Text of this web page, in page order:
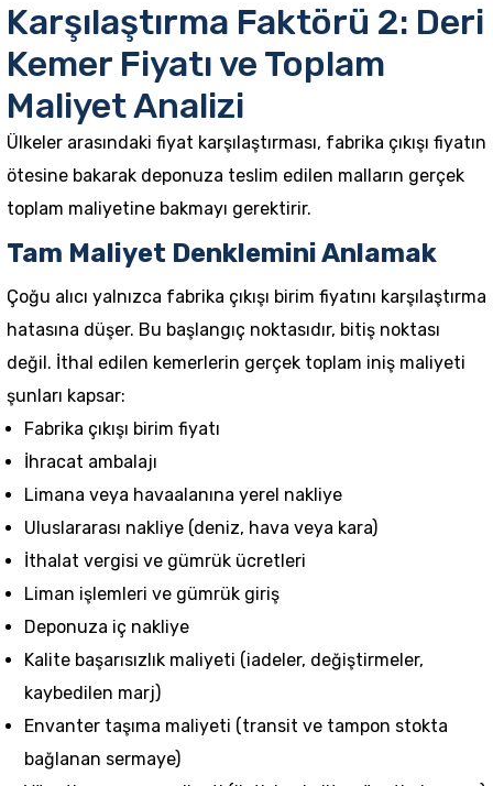
Karşılaştırma Faktörü 2: Deri
Kemer Fiyatı ve Toplam
Maliyet Analizi
Ülkeler arasındaki fiyat karşılaştırması, fabrika çıkışı fiyatın
ötesine bakarak deponuza teslim edilen malların gerçek
toplam maliyetine bakmayı gerektirir.
Tam Maliyet Denklemini Anlamak
Çoğu alıcı yalnızca fabrika çıkışı birim fiyatını karşılaştırma
hatasına düşer. Bu başlangıç noktasıdır, bitiş noktası
değil. İthal edilen kemerlerin gerçek toplam iniş maliyeti
şunları kapsar:
Fabrika çıkışı birim fiyatı
İhracat ambalajı
Limana veya havaalanına yerel nakliye
Uluslararası nakliye (deniz, hava veya kara)
İthalat vergisi ve gümrük ücretleri
Liman işlemleri ve gümrük giriş
Deponuza iç nakliye
Kalite başarısızlık maliyeti (iadeler, değiştirmeler,
kaybedilen marj)
Envanter taşıma maliyeti (transit ve tampon stokta
bağlanan sermaye)